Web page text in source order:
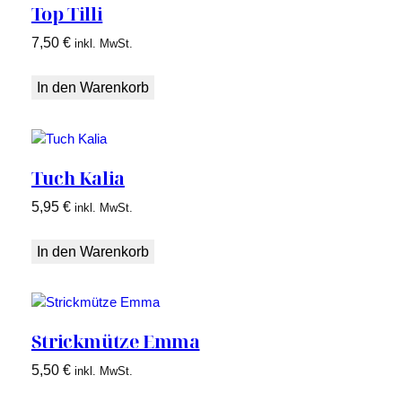
Top Tilli
7,50 € inkl. MwSt.
In den Warenkorb
Tuch Kalia
5,95 € inkl. MwSt.
In den Warenkorb
Strickmütze Emma
5,50 € inkl. MwSt.